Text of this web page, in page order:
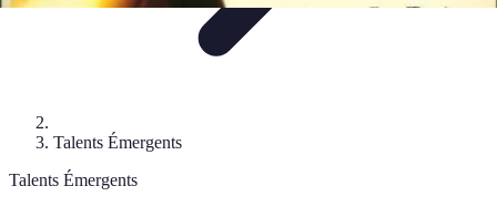
Talents Émergents
Talents Émergents